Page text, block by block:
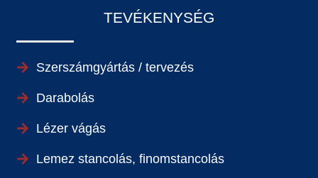
TEVÉKENYSÉG
Szerszámgyártás / tervezés
Darabolás
Lézer vágás
Lemez stancolás, finomstancolás